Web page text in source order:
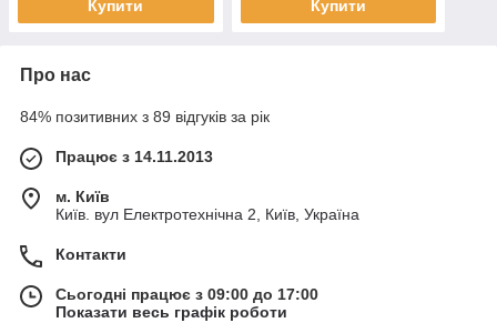
Купити Купити
Про нас
84% позитивних з 89 відгуків за рік
Працює з 14.11.2013
м. Київ
Київ. вул Електротехнічна 2, Київ, Україна
Контакти
Сьогодні працює з 09:00 до 17:00
Показати весь графік роботи